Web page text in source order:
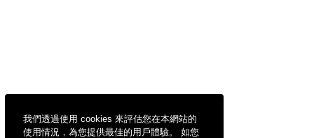
我們透過使用 cookies 來評估您在本網站的
使用情況，為您提供最佳的用戶體驗。 如您